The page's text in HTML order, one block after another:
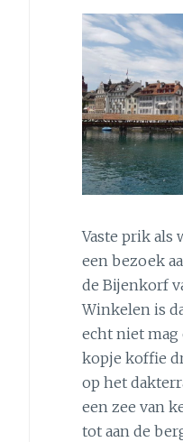
Vaste prik als
een bezoek
de Bijenkorf
Winkelen is
echt niet mag
kopje koffie
op het
een zee van
tot aan de